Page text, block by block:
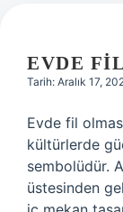
EVDE
Tarih: Aralık 17,
Evde fil
kültürlerde
sembolüdür.
üstesinden